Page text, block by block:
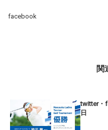
facebook
関
twitter・
日